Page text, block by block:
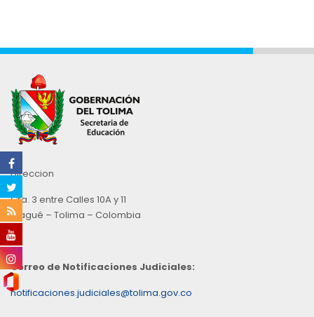
Direccion
Cra. 3 entre Calles 10A y 11
Ibagué – Tolima – Colombia
Correo de Notificaciones Judiciales:
notificaciones.judiciales@tolima.gov.co